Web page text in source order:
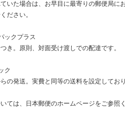
いた場合は、お早目に最寄りの郵便局に
ださい。
ックプラス
き。原則、対面受け渡しでの配達です。
ク
の発送。実費と同等の送料を設定してお
ては、日本郵便のホームページをご参照